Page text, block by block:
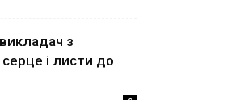
з
і листи до